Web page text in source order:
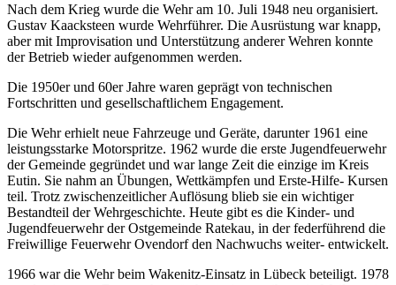
Nach dem Krieg wurde die Wehr am 10. Juli 1948 neu organisiert.
Gustav Kaacksteen wurde Wehrführer. Die Ausrüstung war knapp,
aber mit Improvisation und Unterstützung anderer Wehren konnte
der Betrieb wieder aufgenommen werden.
Die 1950er und 60er Jahre waren geprägt von technischen
Fortschritten und gesellschaftlichem Engagement.
Die Wehr erhielt neue Fahrzeuge und Geräte, darunter 1961 eine
leistungsstarke Motorspritze. 1962 wurde die erste Jugendfeuerwehr
der Gemeinde gegründet und war lange Zeit die einzige im Kreis
Eutin. Sie nahm an Übungen, Wettkämpfen und Erste-Hilfe- Kursen
teil. Trotz zwischenzeitlicher Auflösung blieb sie ein wichtiger
Bestandteil der Wehrgeschichte. Heute gibt es die Kinder- und
Jugendfeuerwehr der Ostgemeinde Ratekau, in der federführend die
Freiwillige Feuerwehr Ovendorf den Nachwuchs weiter- entwickelt.
1966 war die Wehr beim Wakenitz-Einsatz in Lübeck beteiligt. 1978